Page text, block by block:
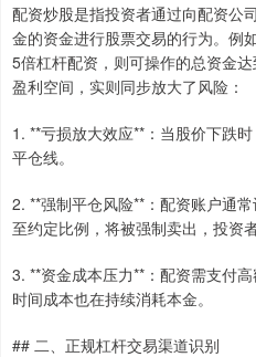
配资炒股是指投资者通过向配资公
金的资金进行股票交易的行为。例
5倍杠杆配资，则可操作的总资金
盈利空间，实则同步放大了风险：
1. **亏损放大效应**：当股价下跌
平仓线。
2. **强制平仓风险**：配资账户通
至约定比例，将被强制卖出，投资
3. **资金成本压力**：配资需支付
时间成本也在持续消耗本金。
## 二、正规杠杆交易渠道识别